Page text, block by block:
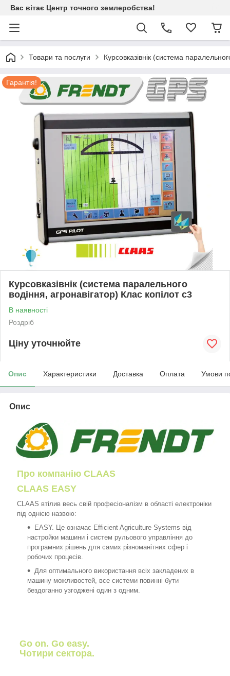
Вас вітає Центр точного землеробства!
Товари та послуги Курсовказівнік (система
Гарантія!
Курсовказівнік (система паралельного
водіння, агронавігатор) Клас копілот c3
В наявності
Роздріб
Ціну уточнюйте
Опис Характеристики Доставка Оплата Умови
Опис
Про компанію CLAAS
CLAAS EASY
CLAAS втілив весь свій професіоналізм в області електроніки
під однією назвою:
EASY. Це означає Efficient Agriculture Systems від
настройки машини і систем рульового управління до
програмних рішень для самих різноманітних сфер і
робочих процесів.
Для оптимального використання всіх закладених в
машину можливостей, все системи повинні бути
бездоганно узгоджені один з одним.
Go on. Go easy.
Чотири сектора.